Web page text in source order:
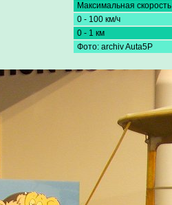
Максимальная скорость
0 - 100 км/ч
0 - 1 км
Фото: archiv Auta5P